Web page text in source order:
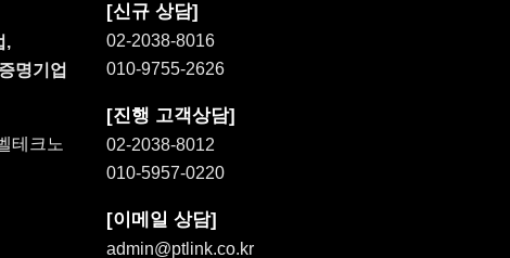
,
명기업
테크노
[신규 상담]
02-2038-8016
010-9755-2626
[진행 고객상담]
02-2038-8012
010-5957-0220
[이메일 상담]
admin@ptlink.co.kr